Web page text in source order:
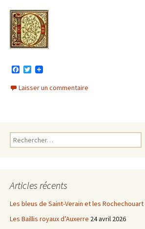
c
e
T
i
t
Laisser un commentaire
Rechercher :
Articles récents
Les bleus de Saint-Verain et les Rochechouart
Les Baillis royaux d’Auxerre 24 avril 2026